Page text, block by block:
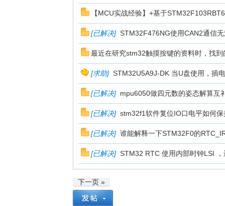
【MCU实战经验】+基于
[已解决] STM32F476NG使用CAN2通信
最近在研究stm32触摸按键的资料时，找
[求助] STM32U5A9J-DK 当U盘使用，插
[已解决] mpu6050做四元数的姿态解算互
[已解决] stm32f1软件复位IO口电平如何保
[已解决] 谁能解释一下STM32F0的
[已解决] STM32 RTC 使用内部时钟LSI
下一页 »